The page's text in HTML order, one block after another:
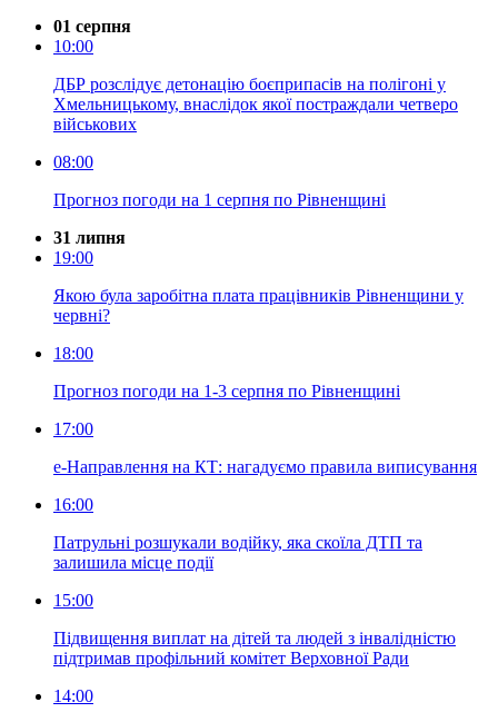
01 серпня
10:00
ДБР розслідує детонацію боєприпасів на полігоні у
Хмельницькому, внаслідок якої постраждали четверо
військових
08:00
Прогноз погоди на 1 серпня по Рівненщині
31 липня
19:00
Якою була заробітна плата працівників Рівненщини у
червні?
18:00
Прогноз погоди на 1-3 серпня по Рівненщині
17:00
е-Направлення на КТ: нагадуємо правила виписування
16:00
Патрульні розшукали водійку, яка скоїла ДТП та
залишила місце події
15:00
Підвищення виплат на дітей та людей з інвалідністю
підтримав профільний комітет Верховної Ради
14:00